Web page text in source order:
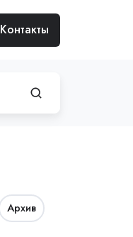
Контакты
Архив